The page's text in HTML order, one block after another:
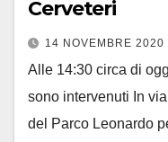
Cerveteri
14 NOVEMBRE 2020
Alle 14:30 circa di
sono intervenuti In
del Parco Leonardo